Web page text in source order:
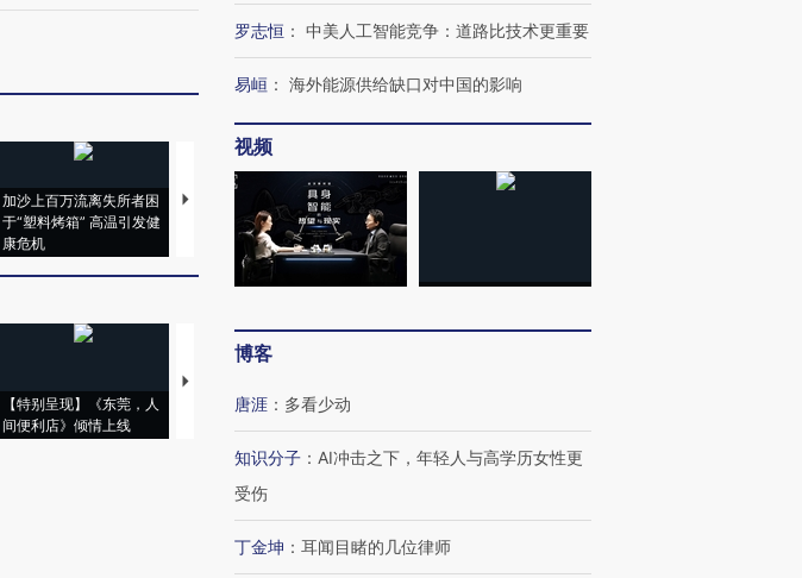
加沙上百万流离失所者困
于“塑料烤箱” 高温引发健
康危机
视线｜HYROX的吸金
术：是什么让中产们甘
心“花钱找虐”？
粒摇头丸 尿检体内含3种
毒品
【特别呈现】《东莞，人
间便利店》倾情上线
【推广】走进第四届链博
会，让数智科技“链”接产
罗志恒 ： 中美人工智能竞争：道路比技术更重要
易峘 ： 海外能源供给缺口对中国的影响
视频
博客
唐涯 ： 多看少动
知识分子 ： AI冲击之下，年轻人与高学历女性更
受伤
丁金坤 ： 耳闻目睹的几位律师